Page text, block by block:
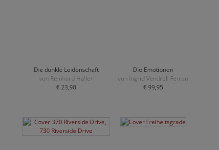
Die dunkle Leidenschaft
von Reinhard Haller
€ 23,90
Die Emotionen
von Ingrid Vendrell Ferran
€ 99,95